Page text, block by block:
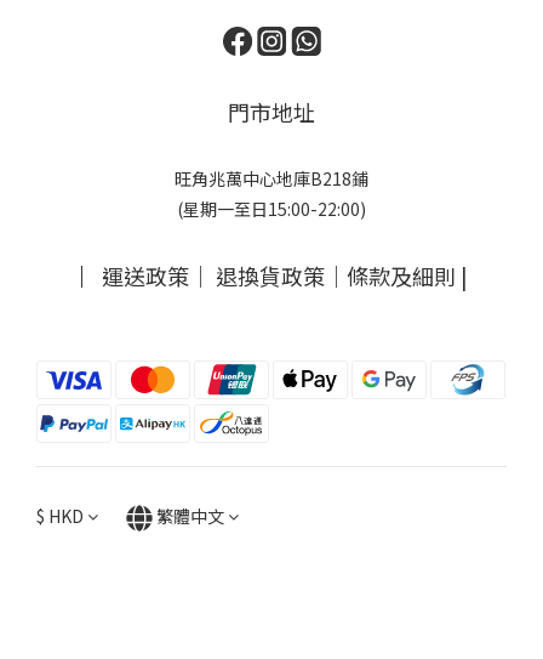
門市地址
旺角兆萬中心地庫B218鋪
(星期一至日15:00-22:00)
｜ 運送政策 ｜ 退換貨政策 ｜ 條款及細則 |
$ HKD 繁體中文